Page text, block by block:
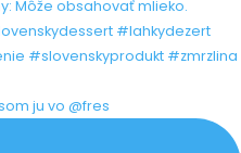
ju vo @fres